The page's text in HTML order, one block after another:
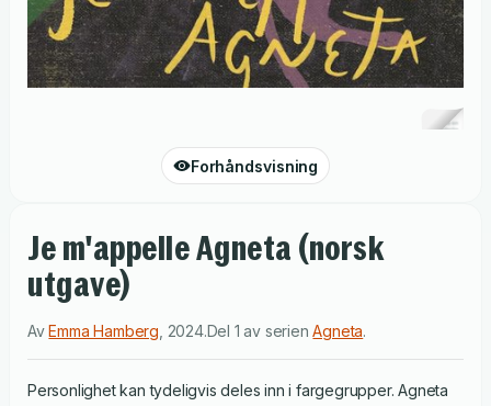
Forhåndsvisning
Je m'appelle Agneta (norsk
utgave)
AvEmma Hamberg 2024.Del 1 av serienAgneta.
Personlighet kan tydeligvis deles inn i fargegrupper. Agneta